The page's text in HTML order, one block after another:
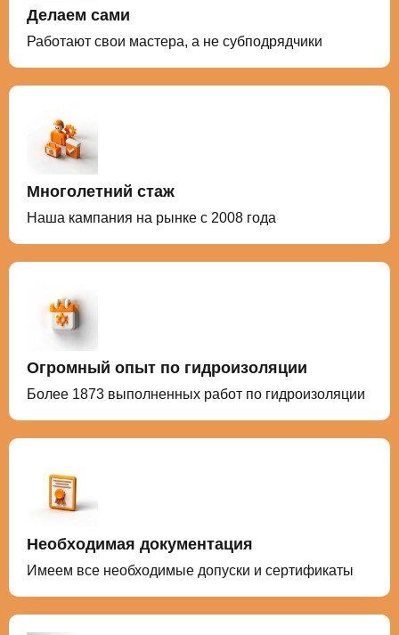
Делаем сами
Работают свои мастера, а не субподрядчики
Многолетний стаж
Наша кампания на рынке с 2008 года
Огромный опыт по гидроизоляции
Более 1873 выполненных работ по гидроизоляции
Необходимая документация
Имеем все необходимые допуски и сертификаты